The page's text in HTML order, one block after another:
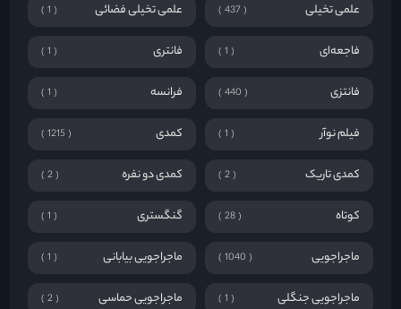
علمی تخیلی 437 علمی تخیلی فضائی 1
فاجعه‌ای 1 فانتری 1
فانتزی 440 فرانسه 1
فیلم نوآر 1 کمدی 1215
کمدی تاریک 2 کمدی دو نفره 2
کوتاه 28 گنگستری 1
ماجراجویی 1040 ماجراجویی بیابانی 1
ماجراجویی جنگلی 1 ماجراجویی حماسی 2